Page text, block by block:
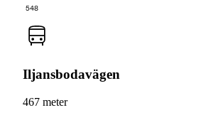
548
Iljansbodavägen
467 meter